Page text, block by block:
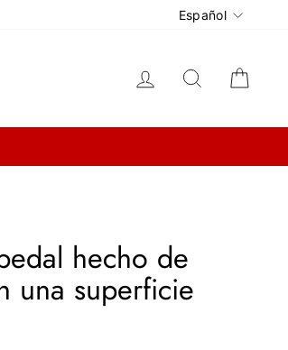
Idioma
Español
Ingresar Buscar
hecho de
una superficie